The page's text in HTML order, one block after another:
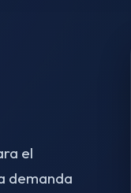
el
demanda